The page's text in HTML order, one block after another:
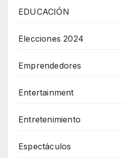
EDUCACIÓN
Elecciones 2024
Emprendedores
Entertainment
Entretenimiento
Espectáculos